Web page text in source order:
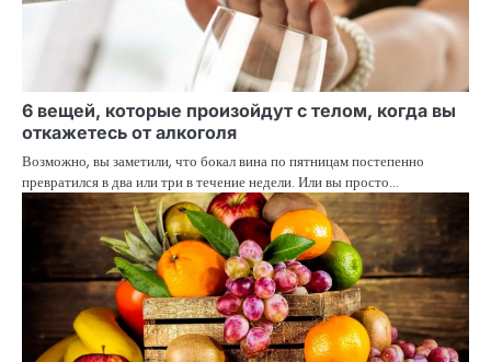
6 вещей, которые произойдут с телом, когда вы
откажетесь от алкоголя
Возможно, вы заметили, что бокал вина по пятницам постепенно
превратился в два или три в течение недели. Или вы просто…